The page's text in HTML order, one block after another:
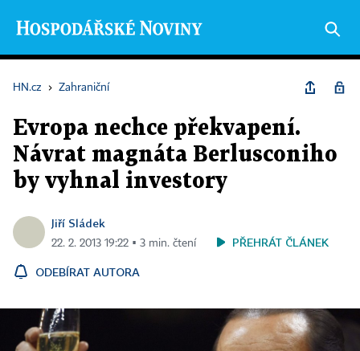
HN.cz › Zahraniční
Evropa nechce překvapení.
Návrat magnáta Berlusconiho
by vyhnal investory
Jiří Sládek
22. 2. 2013 19:22 ▪ 3 min. čtení PŘEHRÁT ČLÁNEK
ODEBÍRAT AUTORA